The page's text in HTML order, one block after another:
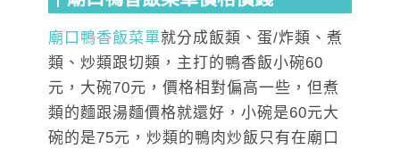
廟口鴨香飯菜單就分成飯類、蛋/炸類、煮
類、炒類跟切類，主打的鴨香飯小碗60
元，大碗70元，價格相對偏高一些，但煮
類的麵跟湯麵價格就還好，小碗是60元大
碗的是75元 ，炒類的鴨肉炒飯只有在廟口